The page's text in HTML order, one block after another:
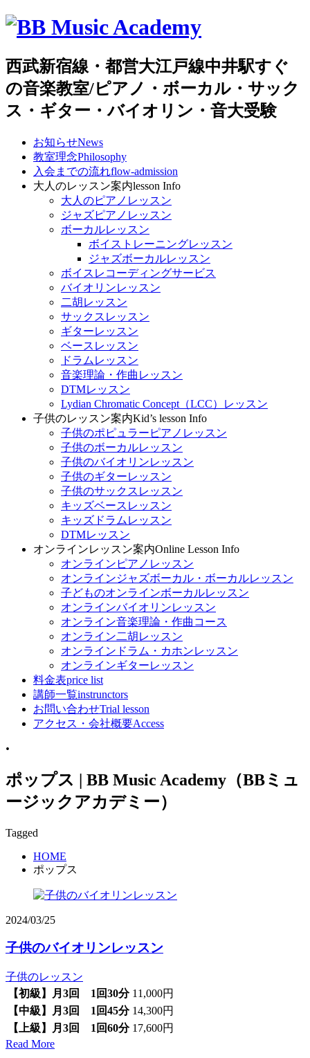
西武新宿線・都営大江戸線中井駅すぐ
の音楽教室/ピアノ・ボーカル・サック
ス・ギター・バイオリン・音大受験
お知らせNews
教室理念Philosophy
入会までの流れflow-admission
大人のレッスン案内lesson Info
大人のピアノレッスン
ジャズピアノレッスン
ボーカルレッスン
ボイストレーニングレッスン
ジャズボーカルレッスン
ボイスレコーディングサービス
バイオリンレッスン
二胡レッスン
サックスレッスン
ギターレッスン
ベースレッスン
ドラムレッスン
音楽理論・作曲レッスン
DTMレッスン
Lydian Chromatic Concept（LCC）レッスン
子供のレッスン案内Kid’s lesson Info
子供のポピュラーピアノレッスン
子供のボーカルレッスン
子供のバイオリンレッスン
子供のギターレッスン
子供のサックスレッスン
キッズベースレッスン
キッズドラムレッスン
DTMレッスン
オンラインレッスン案内Online Lesson Info
オンラインピアノレッスン
オンラインジャズボーカル・ボーカルレッスン
子どものオンラインボーカルレッスン
オンラインバイオリンレッスン
オンライン音楽理論・作曲コース
オンライン二胡レッスン
オンラインドラム・カホンレッスン
オンラインギターレッスン
料金表price list
講師一覧instrunctors
お問い合わせTrial lesson
アクセス・会社概要Access
•
ポップス | BB Music Academy（BBミュ
ージックアカデミー）
Tagged
HOME
ポップス
2024/03/25
子供のバイオリンレッスン
子供のレッスン
【初級】月3回 1回30分 11,000円
【中級】月3回 1回45分 14,300円
【上級】月3回 1回60分 17,600円
Read More